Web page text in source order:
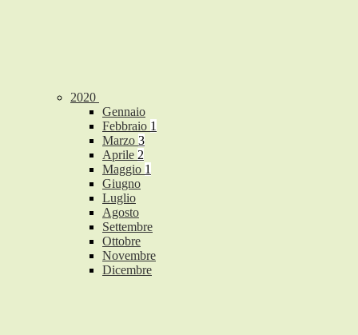
2020
Gennaio
Febbraio 1
Marzo 3
Aprile 2
Maggio 1
Giugno
Luglio
Agosto
Settembre
Ottobre
Novembre
Dicembre